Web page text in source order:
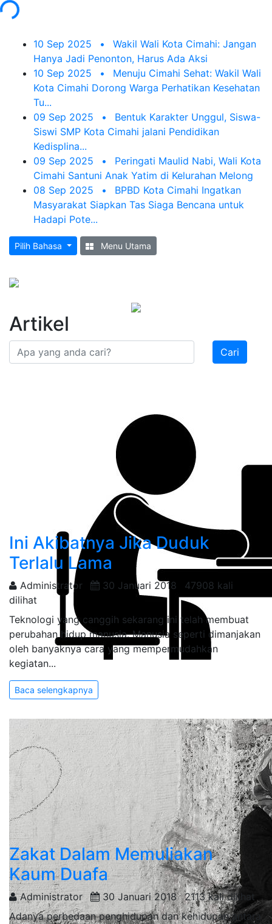
Loading...
10 Sep 2025 •
Wakil Wali Kota Cimahi: Jangan
Hanya Jadi Penonton, Harus Ada Aksi
10 Sep 2025
•
Menuju Cimahi Sehat: Wakil Wali
Kota Cimahi Dorong Warga Perhatikan Kesehatan
Tu...
09 Sep 2025
•
Bentuk Karakter Unggul, Siswa-
Siswi SMP Kota Cimahi jalani Pendidikan
Kedisplina...
09 Sep 2025
•
Peringati Maulid Nabi, Wali Kota
Cimahi Santuni Anak Yatim di Kelurahan Melong
08 Sep 2025
•
BPBD Kota Cimahi Ingatkan
Masyarakat Siapkan Tas Siaga Bencana untuk
Hadapi Pote...
Pilih Bahasa Menu Utama
Artikel
Cari
Ini Akibatnya Jika Duduk
Terlalu Lama
Administrator 30 Januari 2018
47908 kali
dilihat
Teknologi yang canggih sekarang ini telah membuat
perubahan hidup manusia. Manusia seperti dimanjakan
oleh banyaknya cara yang mempermudahkan
kegiatan...
Baca selengkapnya
Zakat Dalam Memuliakan
Kaum Duafa
Administrator 30 Januari 2018
2113 kali dilihat
Adanya perbedaan penghidupan dan kehidupan antara